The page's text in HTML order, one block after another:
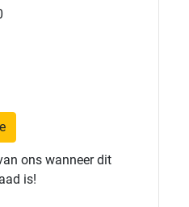
ons wanneer dit
is!